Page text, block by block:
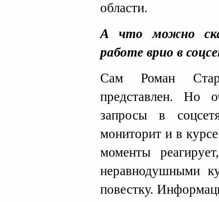
области.
А что можно
работе врио в
Сам Роман
представлен. Но
запросы в
мониторит и в
моменты
неравнодушными
повестку.